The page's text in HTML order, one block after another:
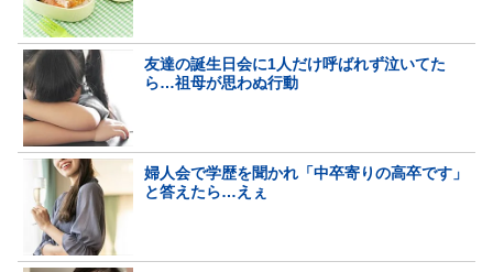
友達の誕生日会に1人だけ呼ばれず泣いてた
ら…祖母が思わぬ行動
婦人会で学歴を聞かれ「中卒寄りの高卒です」
と答えたら…えぇ